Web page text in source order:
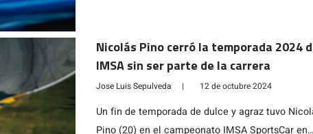
Nicolás Pino cerró la temporada 2024
IMSA sin ser parte de la carrera
Jose Luis Sepulveda | 12 de octubre 2024
Un fin de temporada de dulce y agraz tuvo
Pino (20) en el campeonato IMSA SportsCar en